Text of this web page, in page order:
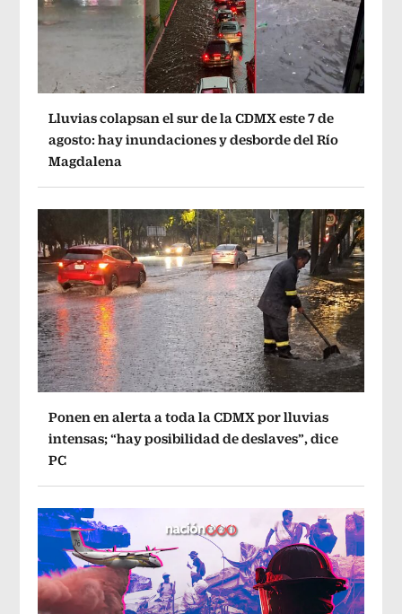
Lluvias colapsan el sur de la CDMX este 7 de
agosto: hay inundaciones y desborde del Río
Magdalena
Ponen en alerta a toda la CDMX por lluvias
intensas; “hay posibilidad de deslaves”, dice
PC